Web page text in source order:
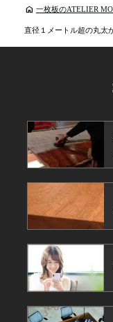
home 一枚板のATELIER
直径１メートル超の丸太